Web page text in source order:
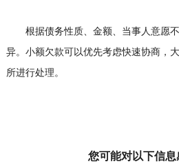
根据债务性质、金额、当事人意愿不
异。小额欠款可以优先考虑快速协商，
所进行处理。
您可能对以下信息